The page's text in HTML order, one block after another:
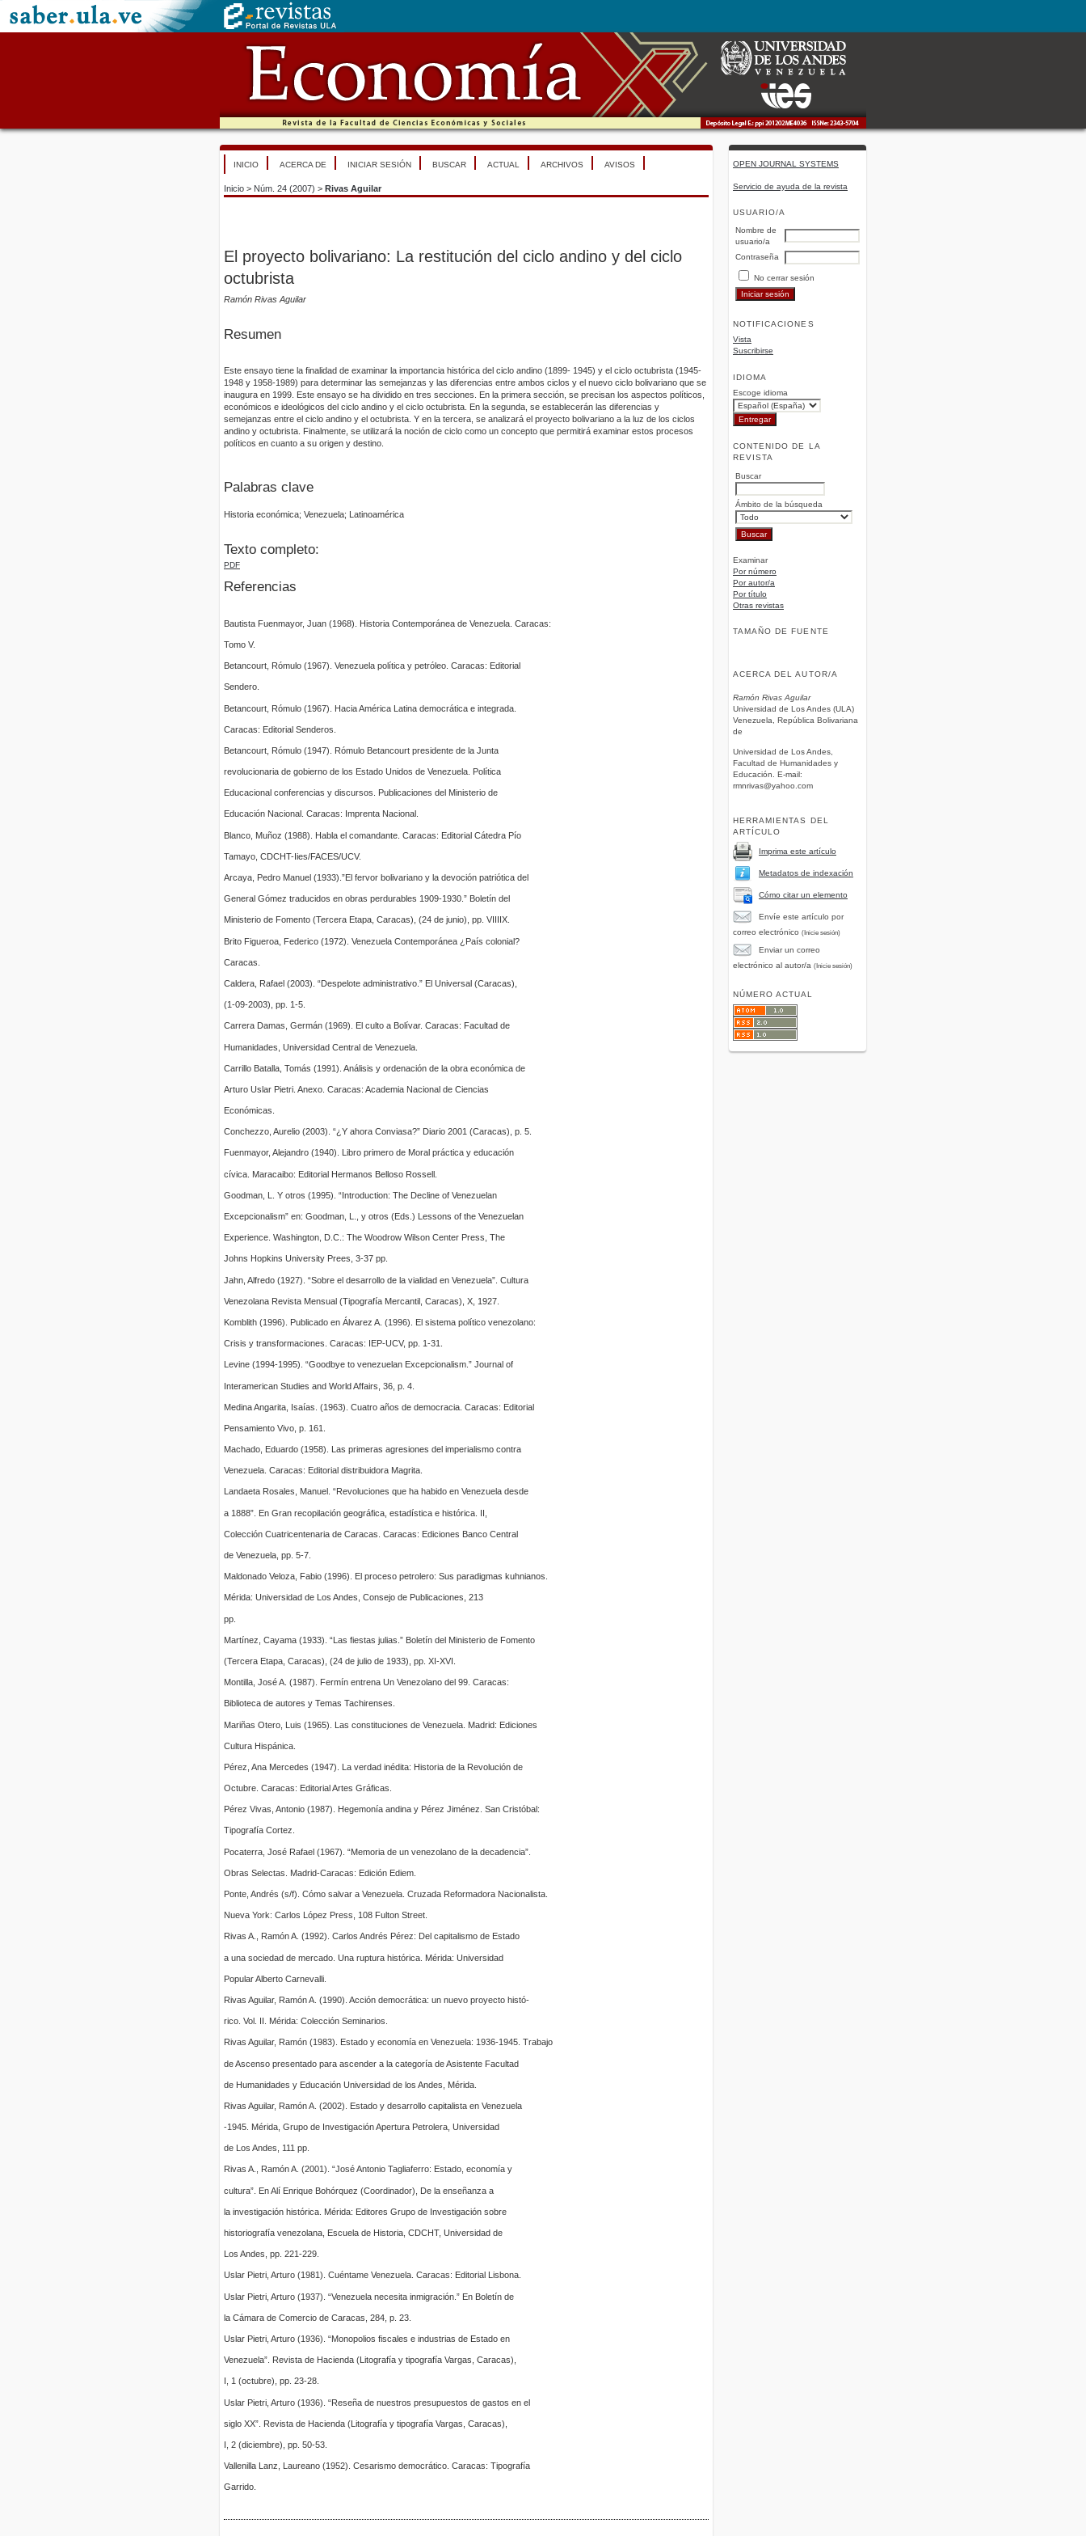
OPEN JOURNAL SYSTEMS
Servicio de ayuda de la revista
USUARIO/A
Nombre de
usuario/a
Contraseña
No cerrar sesión
NOTIFICACIONES
Vista
Suscribirse
IDIOMA
Escoge idioma
CONTENIDO DE LA
REVISTA
Buscar
Ámbito de la búsqueda
Examinar
Por número
Por autor/a
Por título
Otras revistas
TAMAÑO DE FUENTE
ACERCA DEL AUTOR/A
Ramón Rivas Aguilar
Universidad de Los Andes (ULA)
Venezuela, República Bolivariana
de
Universidad de Los Andes,
Facultad de Humanidades y
Educación. E-mail:
rmnrivas@yahoo.com
HERRAMIENTAS DEL
ARTÍCULO
Imprima este artículo
Metadatos de indexación
Cómo citar un elemento
Envíe este artículo por
correo electrónico (Inicie sesión)
Enviar un correo
electrónico al autor/a (Inicie sesión)
NÚMERO ACTUAL
INICIO ACERCA DE INICIAR SESIÓN BUSCAR ACTUAL ARCHIVOS AVISOS
Inicio > Núm. 24 (2007) > Rivas Aguilar
El proyecto bolivariano: La restitución del ciclo andino y del ciclo
octubrista
Ramón Rivas Aguilar
Resumen
Este ensayo tiene la finalidad de examinar la importancia histórica del ciclo andino (1899- 1945) y el ciclo octubrista (1945-
1948 y 1958-1989) para determinar las semejanzas y las diferencias entre ambos ciclos y el nuevo ciclo bolivariano que se
inaugura en 1999. Este ensayo se ha dividido en tres secciones. En la primera sección, se precisan los aspectos políticos,
económicos e ideológicos del ciclo andino y el ciclo octubrista. En la segunda, se establecerán las diferencias y
semejanzas entre el ciclo andino y el octubrista. Y en la tercera, se analizará el proyecto bolivariano a la luz de los ciclos
andino y octubrista. Finalmente, se utilizará la noción de ciclo como un concepto que permitirá examinar estos procesos
políticos en cuanto a su origen y destino.
Palabras clave
Historia económica; Venezuela; Latinoamérica
Texto completo:
PDF
Referencias
Bautista Fuenmayor, Juan (1968). Historia Contemporánea de Venezuela. Caracas:
Tomo V.
Betancourt, Rómulo (1967). Venezuela política y petróleo. Caracas: Editorial
Sendero.
Betancourt, Rómulo (1967). Hacia América Latina democrática e integrada.
Caracas: Editorial Senderos.
Betancourt, Rómulo (1947). Rómulo Betancourt presidente de la Junta
revolucionaria de gobierno de los Estado Unidos de Venezuela. Política
Educacional conferencias y discursos. Publicaciones del Ministerio de
Educación Nacional. Caracas: Imprenta Nacional.
Blanco, Muñoz (1988). Habla el comandante. Caracas: Editorial Cátedra Pío
Tamayo, CDCHT-Iies/FACES/UCV.
Arcaya, Pedro Manuel (1933).”El fervor bolivariano y la devoción patriótica del
General Gómez traducidos en obras perdurables 1909-1930.” Boletín del
Ministerio de Fomento (Tercera Etapa, Caracas), (24 de junio), pp. VIIIIX.
Brito Figueroa, Federico (1972). Venezuela Contemporánea ¿País colonial?
Caracas.
Caldera, Rafael (2003). “Despelote administrativo.” El Universal (Caracas),
(1-09-2003), pp. 1-5.
Carrera Damas, Germán (1969). El culto a Bolívar. Caracas: Facultad de
Humanidades, Universidad Central de Venezuela.
Carrillo Batalla, Tomás (1991). Análisis y ordenación de la obra económica de
Arturo Uslar Pietri. Anexo. Caracas: Academia Nacional de Ciencias
Económicas.
Conchezzo, Aurelio (2003). “¿Y ahora Conviasa?” Diario 2001 (Caracas), p. 5.
Fuenmayor, Alejandro (1940). Libro primero de Moral práctica y educación
cívica. Maracaibo: Editorial Hermanos Belloso Rossell.
Goodman, L. Y otros (1995). “Introduction: The Decline of Venezuelan
Excepcionalism” en: Goodman, L., y otros (Eds.) Lessons of the Venezuelan
Experience. Washington, D.C.: The Woodrow Wilson Center Press, The
Johns Hopkins University Prees, 3-37 pp.
Jahn, Alfredo (1927). “Sobre el desarrollo de la vialidad en Venezuela”. Cultura
Venezolana Revista Mensual (Tipografía Mercantil, Caracas), X, 1927.
Komblith (1996). Publicado en Álvarez A. (1996). El sistema político venezolano:
Crisis y transformaciones. Caracas: IEP-UCV, pp. 1-31.
Levine (1994-1995). “Goodbye to venezuelan Excepcionalism.” Journal of
Interamerican Studies and World Affairs, 36, p. 4.
Medina Angarita, Isaías. (1963). Cuatro años de democracia. Caracas: Editorial
Pensamiento Vivo, p. 161.
Machado, Eduardo (1958). Las primeras agresiones del imperialismo contra
Venezuela. Caracas: Editorial distribuidora Magrita.
Landaeta Rosales, Manuel. “Revoluciones que ha habido en Venezuela desde
a 1888”. En Gran recopilación geográfica, estadística e histórica. II,
Colección Cuatricentenaria de Caracas. Caracas: Ediciones Banco Central
de Venezuela, pp. 5-7.
Maldonado Veloza, Fabio (1996). El proceso petrolero: Sus paradigmas kuhnianos.
Mérida: Universidad de Los Andes, Consejo de Publicaciones, 213
pp.
Martínez, Cayama (1933). “Las fiestas julias.” Boletín del Ministerio de Fomento
(Tercera Etapa, Caracas), (24 de julio de 1933), pp. XI-XVI.
Montilla, José A. (1987). Fermín entrena Un Venezolano del 99. Caracas:
Biblioteca de autores y Temas Tachirenses.
Mariñas Otero, Luis (1965). Las constituciones de Venezuela. Madrid: Ediciones
Cultura Hispánica.
Pérez, Ana Mercedes (1947). La verdad inédita: Historia de la Revolución de
Octubre. Caracas: Editorial Artes Gráficas.
Pérez Vivas, Antonio (1987). Hegemonía andina y Pérez Jiménez. San Cristóbal:
Tipografía Cortez.
Pocaterra, José Rafael (1967). “Memoria de un venezolano de la decadencia”.
Obras Selectas. Madrid-Caracas: Edición Ediem.
Ponte, Andrés (s/f). Cómo salvar a Venezuela. Cruzada Reformadora Nacionalista.
Nueva York: Carlos López Press, 108 Fulton Street.
Rivas A., Ramón A. (1992). Carlos Andrés Pérez: Del capitalismo de Estado
a una sociedad de mercado. Una ruptura histórica. Mérida: Universidad
Popular Alberto Carnevalli.
Rivas Aguilar, Ramón A. (1990). Acción democrática: un nuevo proyecto histó-
rico. Vol. II. Mérida: Colección Seminarios.
Rivas Aguilar, Ramón (1983). Estado y economía en Venezuela: 1936-1945. Trabajo
de Ascenso presentado para ascender a la categoría de Asistente Facultad
de Humanidades y Educación Universidad de los Andes, Mérida.
Rivas Aguilar, Ramón A. (2002). Estado y desarrollo capitalista en Venezuela
-1945. Mérida, Grupo de Investigación Apertura Petrolera, Universidad
de Los Andes, 111 pp.
Rivas A., Ramón A. (2001). “José Antonio Tagliaferro: Estado, economía y
cultura”. En Alí Enrique Bohórquez (Coordinador), De la enseñanza a
la investigación histórica. Mérida: Editores Grupo de Investigación sobre
historiografía venezolana, Escuela de Historia, CDCHT, Universidad de
Los Andes, pp. 221-229.
Uslar Pietri, Arturo (1981). Cuéntame Venezuela. Caracas: Editorial Lisbona.
Uslar Pietri, Arturo (1937). “Venezuela necesita inmigración.” En Boletín de
la Cámara de Comercio de Caracas, 284, p. 23.
Uslar Pietri, Arturo (1936). “Monopolios fiscales e industrias de Estado en
Venezuela”. Revista de Hacienda (Litografía y tipografía Vargas, Caracas),
I, 1 (octubre), pp. 23-28.
Uslar Pietri, Arturo (1936). “Reseña de nuestros presupuestos de gastos en el
siglo XX”. Revista de Hacienda (Litografía y tipografía Vargas, Caracas),
I, 2 (diciembre), pp. 50-53.
Vallenilla Lanz, Laureano (1952). Cesarismo democrático. Caracas: Tipografía
Garrido.